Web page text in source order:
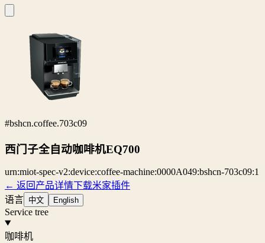
#bshcn.coffee.703c09
西门子全自动咖啡机EQ700
urn:miot-spec-v2:device:coffee-machine:0000A049:bshcn-703c09:1
← 返回产品详情下载米家插件
语言 中文 English
Service tree
咖啡机